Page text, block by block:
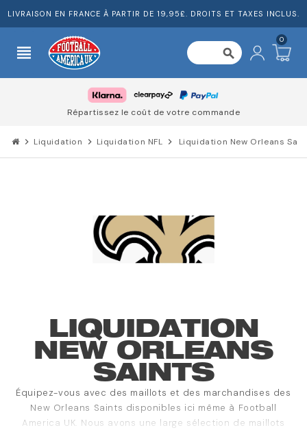
LIVRAISON EN FRANCE À PARTIR DE 19,95£. DROITS ET TAXES INCLUS.
view_headline search
0
Répartissez le coût de votre commande
chevron_right Liquidation chevron_right Liquidation NFL chevron_right Liquidation New Orleans
LIQUIDATION
NEW ORLEANS
SAINTS
Équipez-vous avec des maillots et des marchandises des
New Orleans Saints disponibles ici même à Football
America UK. Nous avons une large sélection de maillots